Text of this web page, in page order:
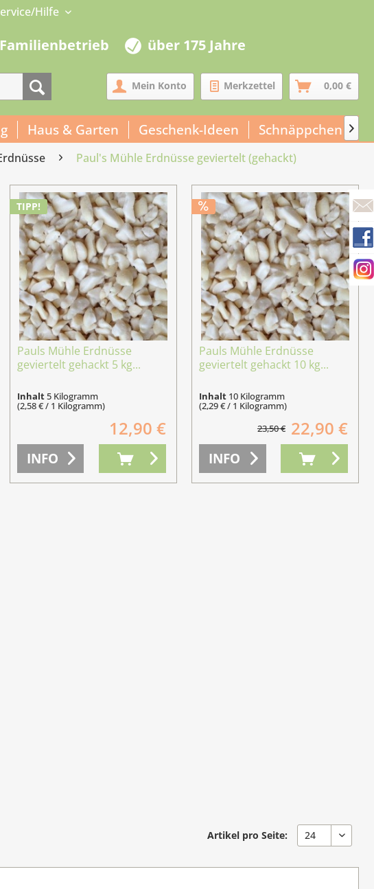
Hilfe
Familienbetrieb über 175 Jahre
Mein Konto Merkzettel 0,00 €
Haus & Garten Geschenk-Ideen Schnäppchen 
Paul's Mühle Erdnüsse geviertelt (gehackt)
TIPP!
Pauls Mühle Erdnüsse
geviertelt gehackt 5 kg...
Inhalt5 Kilogramm
(2,58 € / 1 Kilogramm)
12,90 €
INFO
Pauls Mühle Erdnüsse
geviertelt gehackt 10 kg...
Inhalt 10 Kilogramm
(2,29 € / 1 Kilogramm)
23,50 € 22,90 €
INFO
Artikel pro Seite: